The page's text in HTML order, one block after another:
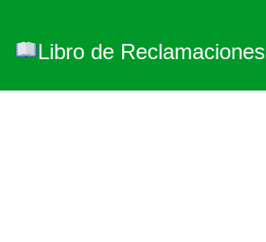
Libro de Reclamaciones